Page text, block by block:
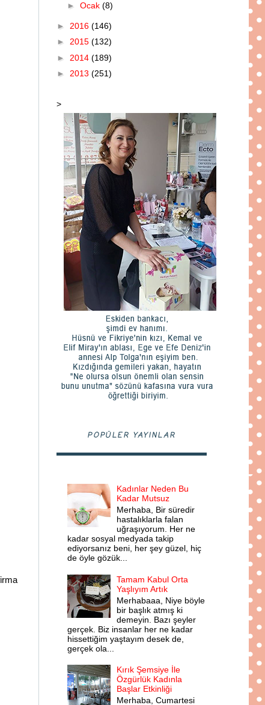
► Ocak (8)
► 2016 (146)
► 2015 (132)
► 2014 (189)
► 2013 (251)
>
POPÜLER YAYINLAR
Kadınlar Neden Bu
Kadar Mutsuz
Merhaba, Bir süredir
hastalıklarla falan
uğraşıyorum. Her ne
kadar sosyal medyada takip
ediyorsanız beni, her şey güzel, hiç
de öyle gözük...
Tamam Kabul Orta
Yaşlıyım Artık
Merhabaaa, Niye böyle
bir başlık atmış ki
demeyin. Bazı şeyler
gerçek. Biz insanlar her ne kadar
hissettiğim yaştayım desek de,
gerçek ola...
Kırık Şemsiye İle
Özgürlük Kadınla
Başlar Etkinliği
Merhaba, Cumartesi